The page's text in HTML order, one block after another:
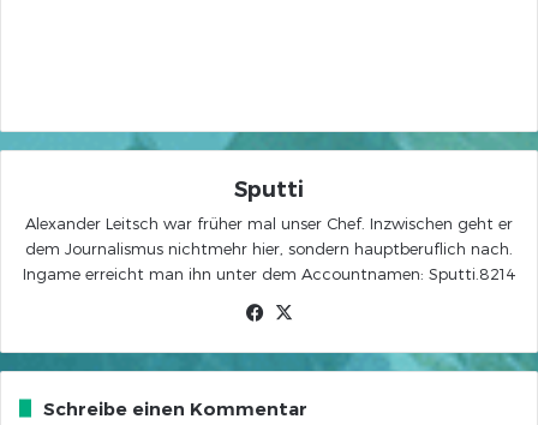
Sputti
Alexander Leitsch war früher mal unser Chef. Inzwischen geht er
dem Journalismus nichtmehr hier, sondern hauptberuflich nach.
Ingame erreicht man ihn unter dem Accountnamen: Sputti.8214
Facebook
Schreibe einen Kommentar